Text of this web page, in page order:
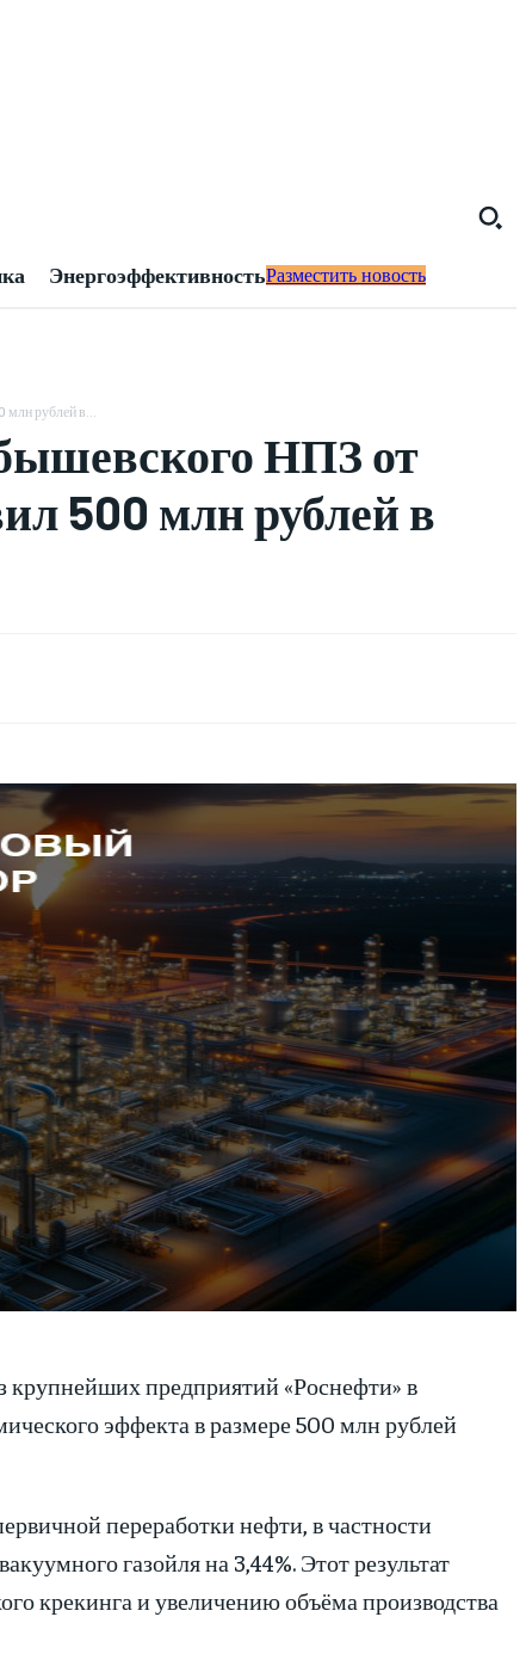
ЭнергоэффективностьРазместить новость
рублей в...
НПЗ от
500 млн рублей в
предприятий «Роснефти» в
эффекта в размере 500 млн рублей
переработки нефти, в частности
газойля на 3,44%. Этот результат
крекинга и увеличению объёма производства